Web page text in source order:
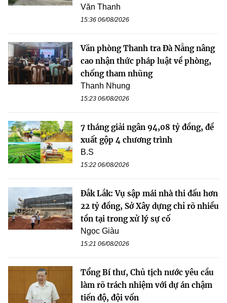
Văn Thanh
15:36 06/08/2026
Văn phòng Thanh tra Đà Nẵng nâng
cao nhận thức pháp luật về phòng,
chống tham nhũng
Thanh Nhung
15:23 06/08/2026
7 tháng giải ngân 94,08 tỷ đồng, đề
xuất gộp 4 chương trình
B.S
15:22 06/08/2026
Đắk Lắk: Vụ sập mái nhà thi đấu hơn
22 tỷ đồng, Sở Xây dựng chỉ rõ nhiều
tồn tại trong xử lý sự cố
Ngọc Giàu
15:21 06/08/2026
Tổng Bí thư, Chủ tịch nước yêu cầu
làm rõ trách nhiệm với dự án chậm
tiến độ, đội vốn